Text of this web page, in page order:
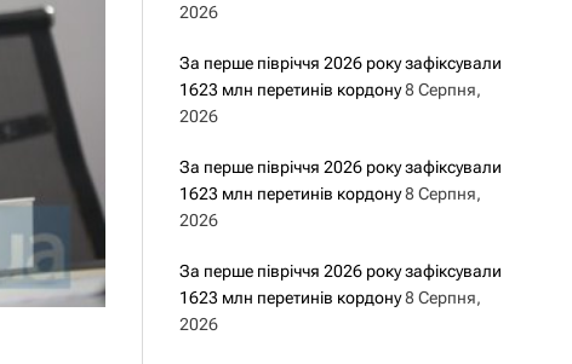
2026
За перше півріччя 2026 року зафіксували
1623 млн перетинів кордону 8 Серпня,
2026
За перше півріччя 2026 року зафіксували
1623 млн перетинів кордону 8 Серпня,
2026
За перше півріччя 2026 року зафіксували
1623 млн перетинів кордону 8 Серпня,
2026